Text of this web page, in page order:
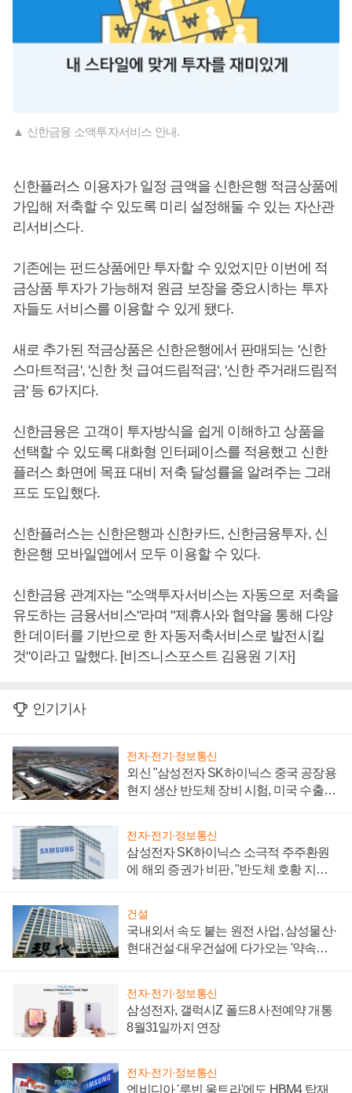
▲ 신한금융 소액투자서비스 안내.
신한플러스 이용자가 일정 금액을 신한은행 적금상품에
가입해 저축할 수 있도록 미리 설정해둘 수 있는 자산관
리서비스다.
기존에는 펀드상품에만 투자할 수 있었지만 이번에 적
금상품 투자가 가능해져 원금 보장을 중요시하는 투자
자들도 서비스를 이용할 수 있게 됐다.
새로 추가된 적금상품은 신한은행에서 판매되는 '신한
스마트적금', '신한 첫 급여드림적금', '신한 주거래드림적
금' 등 6가지다.
신한금융은 고객이 투자방식을 쉽게 이해하고 상품을
선택할 수 있도록 대화형 인터페이스를 적용했고 신한
플러스 화면에 목표 대비 저축 달성률을 알려주는 그래
프도 도입했다.
신한플러스는 신한은행과 신한카드, 신한금융투자, 신
한은행 모바일앱에서 모두 이용할 수 있다.
신한금융 관계자는 "소액투자서비스는 자동으로 저축을
유도하는 금융서비스"라며 "제휴사와 협약을 통해 다양
한 데이터를 기반으로 한 자동저축서비스로 발전시킬
것"이라고 말했다. [비즈니스포스트 김용원 기자]
인기기사
전자·전기·정보통신
외신 "삼성전자 SK하이닉스 중국 공장용
현지 생산 반도체 장비 시험, 미국 수출통
전자·전기·정보통신
삼성전자 SK하이닉스 소극적 주주환원
에 해외 증권가 비판, "반도체 호황 지속
건설
국내외서 속도 붙는 원전 사업, 삼성물산·
현대건설·대우건설에 다가오는 '약속의
전자·전기·정보통신
삼성전자, 갤럭시Z 폴드8 사전예약 개통
8월31일까지 연장
전자·전기·정보통신
엔비디아 '루빈 울트라'에도 HBM4 탑재